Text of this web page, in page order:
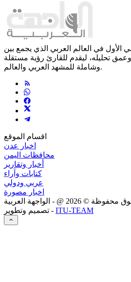
الأول في العالم العربي الذي يجمع بين
تحليله، ليقدم للقارئ رؤية مستقلة
وشاملة للمشهد العربي والعالم.
اقسام الموقع
اخبار عدن
محافظات اليمن
أخبار وتقارير
كتابات وآراء
عربي ودولي
اخبار مصورة
محفوظة © 2026 @ - الواجهة العربية
تصميم وتطوير - ITU-TEAM